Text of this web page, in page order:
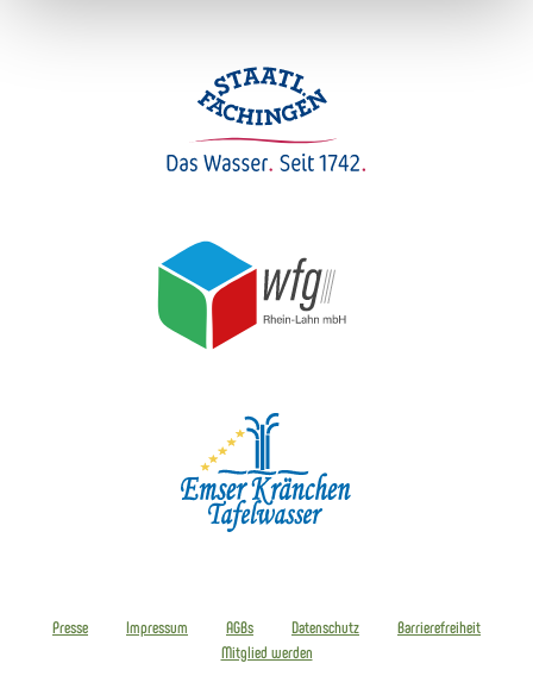
Presse Impressum AGBs Datenschutz
Barrierefreiheit
Mitglied werden